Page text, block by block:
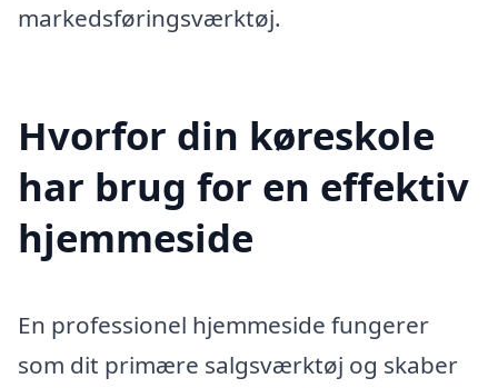
markedsføringsværktøj.
Hvorfor din køreskole
har brug for en effektiv
hjemmeside
En professionel hjemmeside fungerer
som dit primære salgsværktøj og skaber